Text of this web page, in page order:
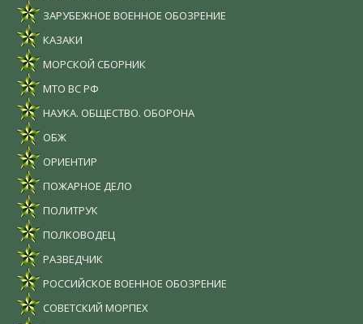
ЗАРУБЕЖНОЕ ВОЕННОЕ ОБОЗРЕНИЕ
КАЗАКИ
МОРСКОЙ СБОРНИК
МТО ВС РФ
НАУКА. ОБЩЕСТВО. ОБОРОНА
ОБЖ
ОРИЕНТИР
ПОЖАРНОЕ ДЕЛО
ПОЛИТРУК
ПОЛКОВОДЕЦ
РАЗВЕДЧИК
РОССИЙСКОЕ ВОЕННОЕ ОБОЗРЕНИЕ
СОВЕТСКИЙ МОРПЕХ